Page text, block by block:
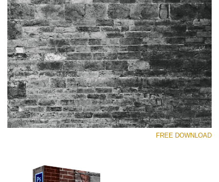
رجاء اختر
Free
Texture
FREE DOWNLOAD